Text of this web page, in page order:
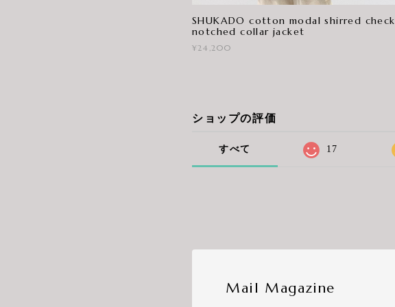
SHUKADO cotton modal shirred check
notched collar jacket
¥24,200
ショップの評価
すべて 17
Mail Magazine